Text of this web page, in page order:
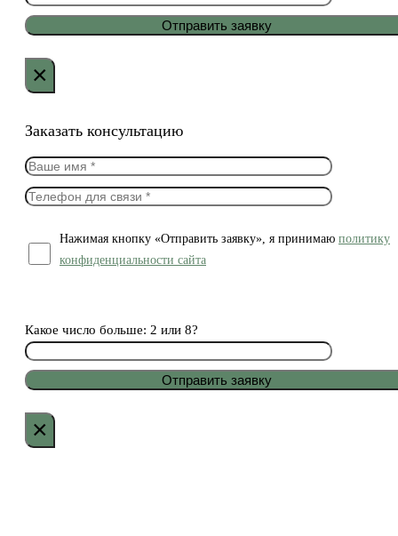
×
Заказать консультацию
Нажимая кнопку «Отправить заявку», я принимаю политику
конфиденциальности сайта
Какое число больше: 2 или 8?
×